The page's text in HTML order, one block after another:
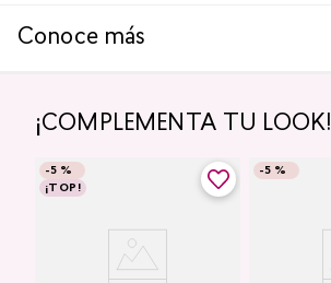
Conoce más
¡COMPLEMENTA TU LOOK!
-5 %
¡TOP!
-5 %